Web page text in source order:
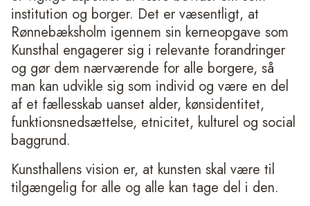
institution og borger. Det er væsentligt, at
Rønnebæksholm igennem sin kerneopgave som
Kunsthal engagerer sig i relevante forandringer
og gør dem nærværende for alle borgere, så
man kan udvikle sig som individ og være en del
af et fællesskab uanset alder, kønsidentitet,
funktionsnedsættelse, etnicitet, kulturel og social
baggrund.
Kunsthallens vision er, at kunsten skal være til
tilgængelig for alle og alle kan tage del i den.